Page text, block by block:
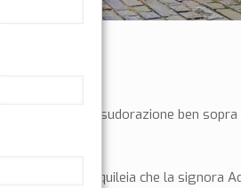
testa ed una sudorazione ben
di Aquileia che la signora